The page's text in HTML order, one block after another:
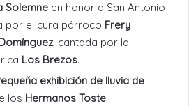
Solemne en honor a San Antonio
por el cura párroco Frery
, cantada por la
Los Brezos.
exhibición de lluvia de
los Hermanos Toste.